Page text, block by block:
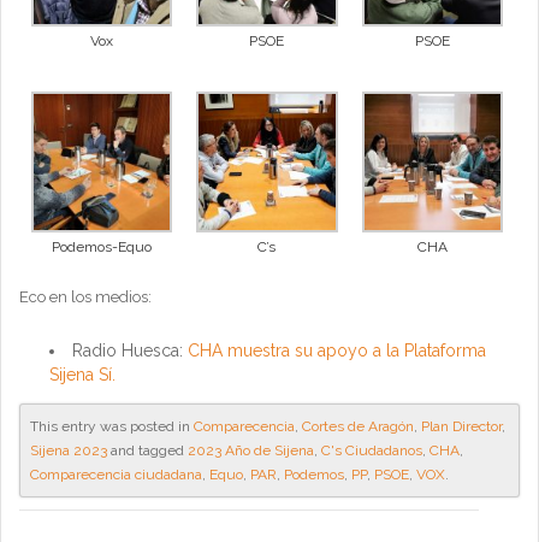
Vox PSOE PSOE
Podemos-Equo C’s CHA
Eco en los medios:
Radio Huesca: CHA muestra su apoyo a la Plataforma
Sijena Sí.
This entry was posted in Comparecencia, Cortes de Aragón, Plan Director,
Sijena 2023 and tagged 2023 Año de Sijena, C's Ciudadanos, CHA,
Comparecencia ciudadana, Equo, PAR, Podemos, PP, PSOE, VOX.